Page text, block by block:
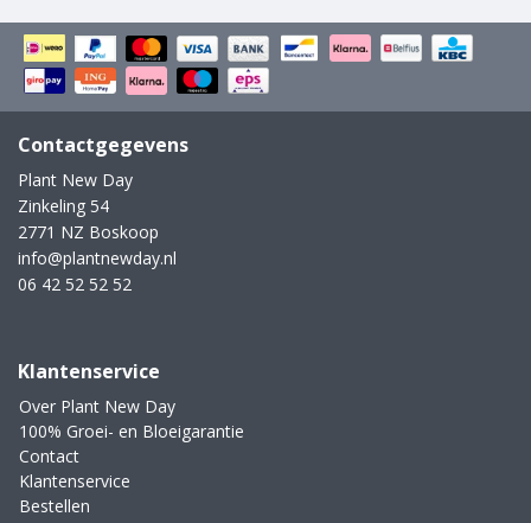
Contactgegevens
Plant New Day
Zinkeling 54
2771 NZ Boskoop
info@plantnewday.nl
06 42 52 52 52
Klantenservice
Over Plant New Day
100% Groei- en Bloeigarantie
Contact
Klantenservice
Bestellen